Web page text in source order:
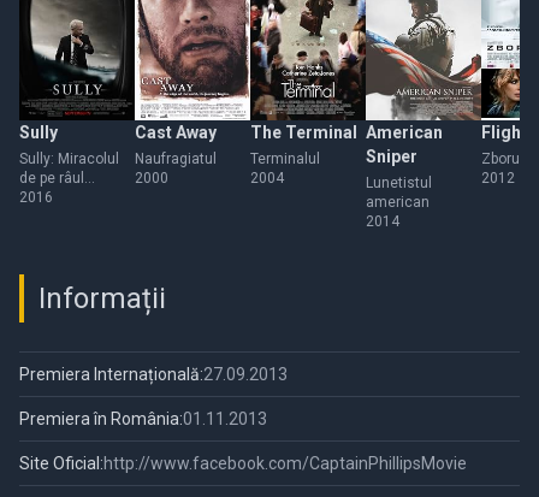
Sully
Sully: Miracolul
de pe râul
Hudson
2016
Cast Away
Naufragiatul
2000
The Terminal
Terminalul
2004
American
Sniper
Lunetistul
american
2014
Flight
Zborul
2012
Informații
Premiera Internațională:27.09.2013
Premiera în România:01.11.2013
Site Oficial:http://www.facebook.com/CaptainPhillipsMovie